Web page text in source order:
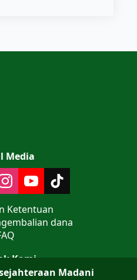
Kami
No 9 Komplek AL
Media
Ketentuan
dana
Madani